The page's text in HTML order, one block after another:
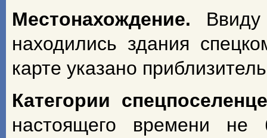
Местонахождение.
находились здания
карте указано
Категории
настоящего времени не